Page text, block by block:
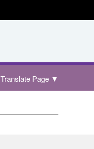
Translate Page ▼